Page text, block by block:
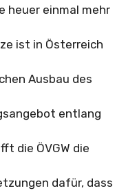
heuer einmal mehr
ist in Österreich
Ausbau des
entlang
die ÖVGW die
dafür, dass